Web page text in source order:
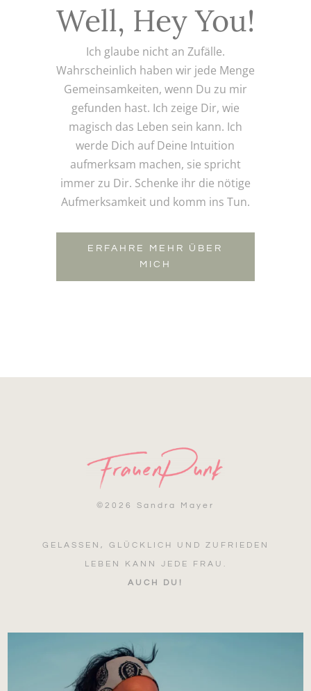
Well, Hey You!
Ich glaube nicht an Zufälle.
Wahrscheinlich haben wir jede Menge
Gemeinsamkeiten, wenn Du zu mir
gefunden hast. Ich zeige Dir, wie
magisch das Leben sein kann. Ich
werde Dich auf Deine Intuition
aufmerksam machen, sie spricht
immer zu Dir. Schenke ihr die nötige
Aufmerksamkeit und komm ins Tun.
ERFAHRE MEHR ÜBER
MICH
© 2026 Sandra Mayer
GELASSEN, GLÜCKLICH UND ZUFRIEDEN
LEBEN KANN JEDE FRAU.
AUCH DU!